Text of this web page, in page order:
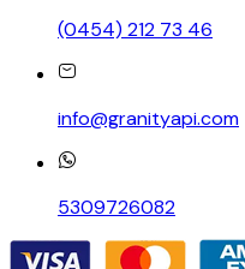
(0454) 212 73 46
info@granityapi.com
5309726082